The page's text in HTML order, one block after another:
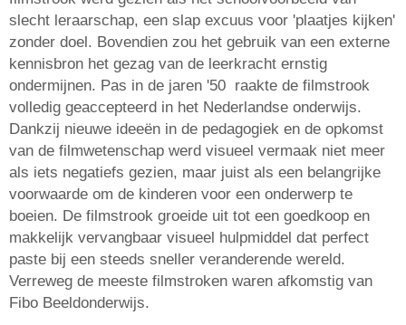
slecht leraarschap, een slap excuus voor 'plaatjes kijken'
zonder doel. Bovendien zou het gebruik van een externe
kennisbron het gezag van de leerkracht ernstig
ondermijnen. Pas in de jaren '50 raakte de filmstrook
volledig geaccepteerd in het Nederlandse onderwijs.
Dankzij nieuwe ideeën in de pedagogiek en de opkomst
van de filmwetenschap werd visueel vermaak niet meer
als iets negatiefs gezien, maar juist als een belangrijke
voorwaarde om de kinderen voor een onderwerp te
boeien. De filmstrook groeide uit tot een goedkoop en
makkelijk vervangbaar visueel hulpmiddel dat perfect
paste bij een steeds sneller veranderende wereld.
Verreweg de meeste filmstroken waren afkomstig van
Fibo Beeldonderwijs.